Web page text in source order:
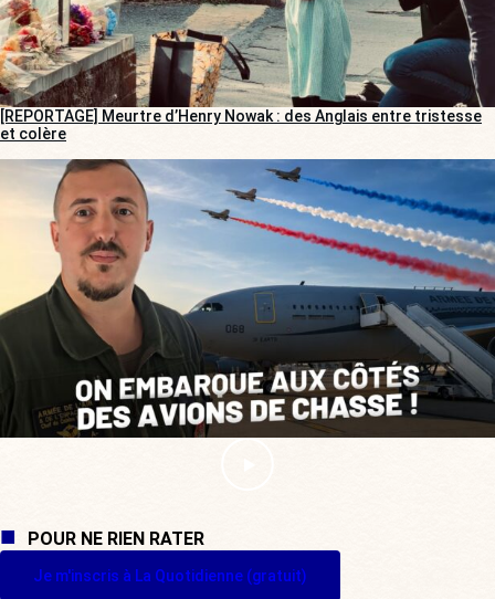
[REPORTAGE] Meurtre d’Henry Nowak : des Anglais entre tristesse
et colère
POUR NE RIEN RATER
Je m'inscris à La Quotidienne (gratuit)